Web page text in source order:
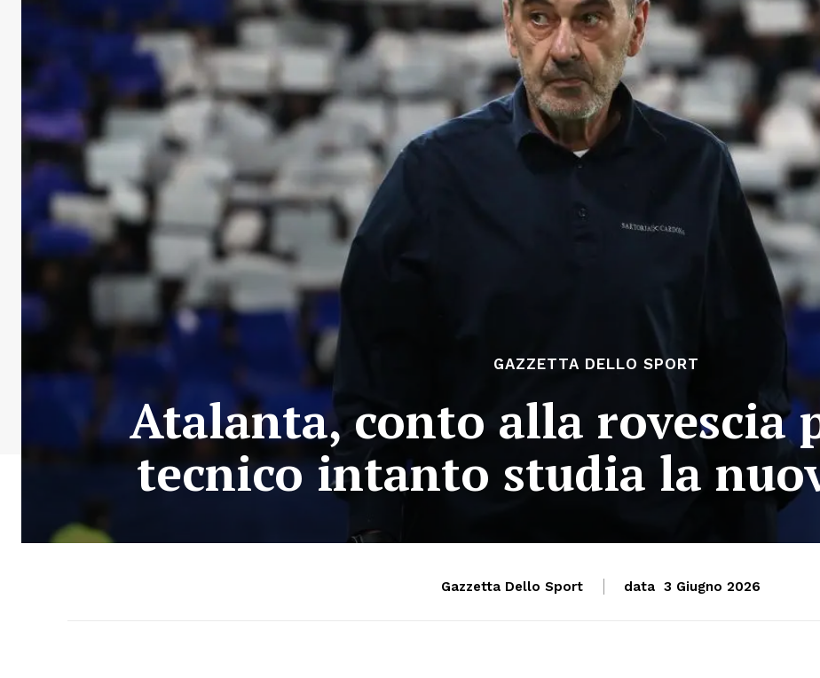
GAZZETTA DELLO SPORT
Atalanta, conto alla rovescia
tecnico intanto studia la
Gazzetta Dello Sport data 3 Giugno 2026